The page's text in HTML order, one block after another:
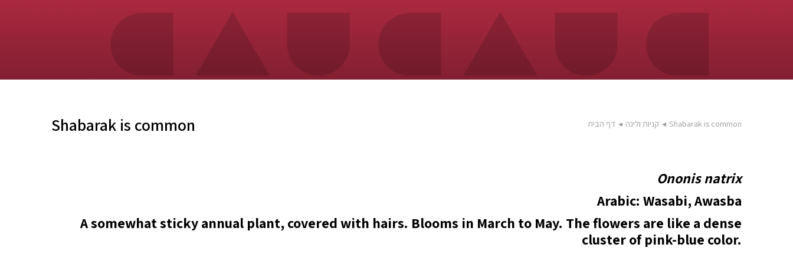
Shabarak is common דף הבית ◂ קניות ולינה ◂ Shabarak is common
Ononis natrix
Arabic: Wasabi, Awasba
A somewhat sticky annual plant, covered with hairs. Blooms in March to May. The flowers are like a dense
cluster of pink-blue color.